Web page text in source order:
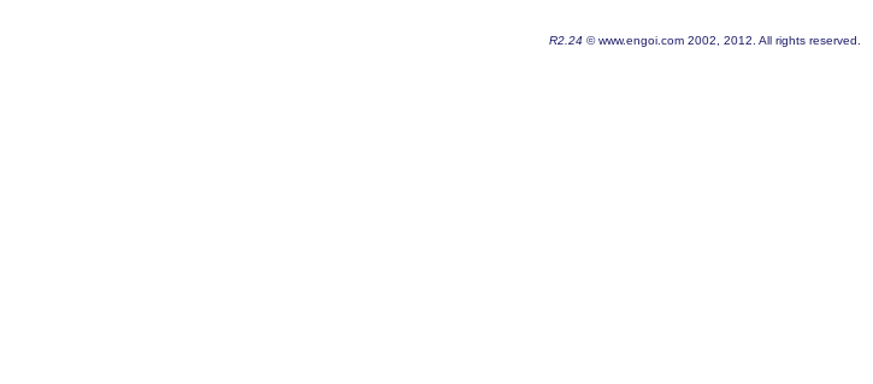
R2.24 © www.engoi.com 2002, 2012. All rights reserved.